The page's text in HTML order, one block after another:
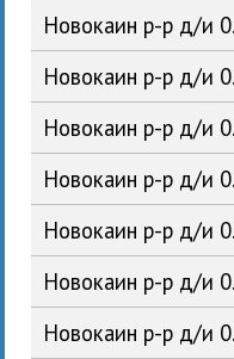
Новокаин р-р д/и
Новокаин р-р д/и
Новокаин р-р д/и
Новокаин р-р д/и
Новокаин р-р д/и
Новокаин р-р д/и
Новокаин р-р д/и